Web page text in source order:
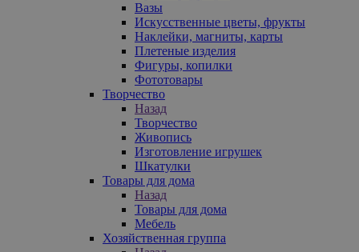
Вазы
Искусственные цветы, фрукты
Наклейки, магниты, карты
Плетеные изделия
Фигуры, копилки
Фототовары
Творчество
Назад
Творчество
Живопись
Изготовление игрушек
Шкатулки
Товары для дома
Назад
Товары для дома
Мебель
Хозяйственная группа